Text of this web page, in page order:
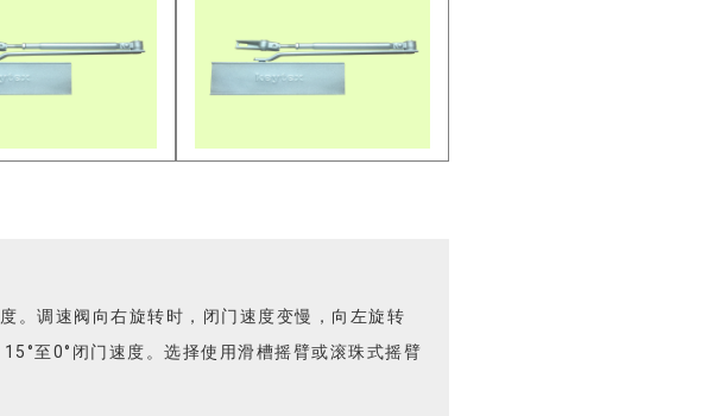
。调速阀向右旋转时，闭门速度变慢，向左旋转
至0°闭门速度。选择使用滑槽摇臂或滚珠式摇臂